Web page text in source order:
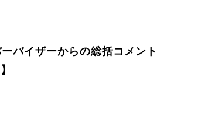
バイザーからの総括コメント